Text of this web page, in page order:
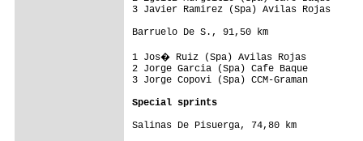
3 Javier Ramirez (Spa) Avilas
Barruelo De S., 91,50 km
1 Jos� Ruiz (Spa) Avilas Rojas
2 Jorge Garcia (Spa) Cafe Baque
3 Jorge Copovi (Spa) CCM-Graman
Special sprints
Salinas De Pisuerga, 74,80 km